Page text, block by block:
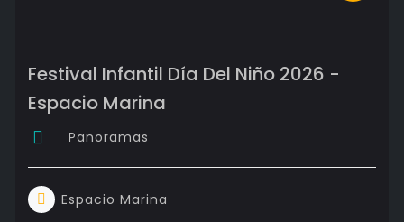
Festival Infantil Día Del Niño 2026 -
Espacio Marina
Panoramas
Espacio Marina